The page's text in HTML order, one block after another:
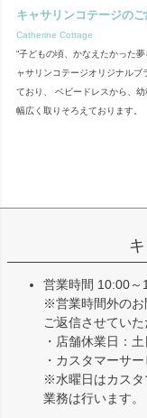
キャサリンコテージの
Catherine Cottage
“子どもの頃、かなえたかった
ャサリンコテージオリジナルブ
ており、 ベビードレスから、
幅広く取りそろえております。
営業時間 10:00～
※営業時間外のお
ご返信させていた
・店舗休業日：
・カスタマーサ
※水曜日はカスタ
業務は行います。